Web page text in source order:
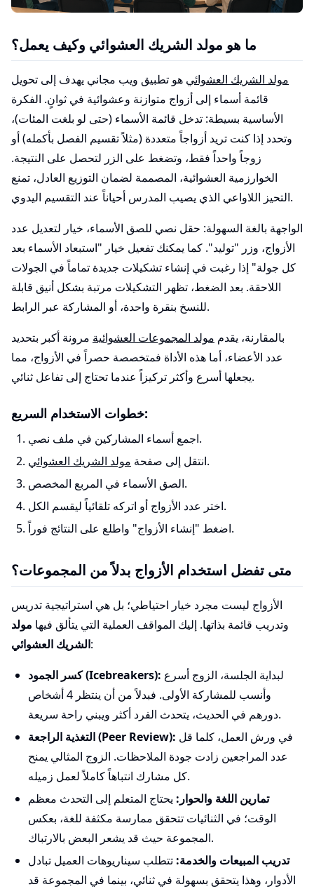
ما هو مولد الشريك العشوائي وكيف يعمل؟
مولد الشريك العشوائي هو تطبيق ويب مجاني يهدف إلى تحويل
قائمة أسماء إلى أزواج متوازنة وعشوائية في ثوانٍ. الفكرة
الأساسية بسيطة: تدخل قائمة الأسماء (حتى لو بلغت المئات)،
وتحدد إذا كنت تريد أزواجاً متعددة (مثلاً تقسيم الفصل بأكمله) أو
زوجاً واحداً فقط، وتضغط على الزر لتحصل على النتيجة.
الخوارزمية العشوائية، المصممة لضمان التوزيع العادل، تمنع
التحيز اللاواعي الذي يصيب المدرس أحياناً عند التقسيم اليدوي.
الواجهة بالغة السهولة: حقل نصي للصق الأسماء، خيار لتعديل عدد
الأزواج، وزر "توليد". كما يمكنك تفعيل خيار "استبعاد الأسماء بعد
كل جولة" إذا رغبت في إنشاء تشكيلات جديدة تماماً في الجولات
اللاحقة. بعد الضغط، تظهر التشكيلات مرتبة بشكل أنيق قابلة
للنسخ بنقرة واحدة، أو المشاركة عبر الرابط.
بالمقارنة، يقدم مولد المجموعات العشوائية مرونة أكبر بتحديد
عدد الأعضاء، أما هذه الأداة فمتخصصة حصراً في الأزواج، مما
يجعلها أسرع وأكثر تركيزاً عندما تحتاج إلى تفاعل ثنائي.
خطوات الاستخدام السريع:
اجمع أسماء المشاركين في ملف نصي.
انتقل إلى صفحة مولد الشريك العشوائي
.
الصق الأسماء في المربع المخصص.
اختر عدد الأزواج أو اتركه تلقائياً ليقسم الكل.
اضغط "إنشاء الأزواج" واطلع على النتائج فوراً.
متى تفضل استخدام الأزواج بدلاً من المجموعات؟
الأزواج ليست مجرد خيار احتياطي؛ بل هي استراتيجية تدريس
وتدريب قائمة بذاتها. إليك المواقف العملية التي يتألق فيها مولد
الشريك العشوائي:
كسر الجمود (Icebreakers):
وأنسب للمشاركة الأولى. فبدلاً من أن ينتظر 4 أشخاص
دورهم في الحديث، يتحدث الفرد أكثر ويبني راحة سريعة.
التغذية الراجعة (Peer Review):
عدد المراجعين زادت جودة الملاحظات. الزوج المثالي يمنح
كل مشارك انتباهاً كاملاً لعمل زميله.
تمارين اللغة والحوار: يحتاج المتعلم إلى التحدث معظم
الوقت؛ في الثنائيات تتحقق ممارسة مكثفة للغة، بعكس
المجموعة حيث قد يشعر البعض بالارتباك.
تدريب المبيعات والخدمة: تتطلب سيناريوهات العميل تبادل
الأدوار، وهذا يتحقق بسهولة في ثنائي، بينما في المجموعة قد